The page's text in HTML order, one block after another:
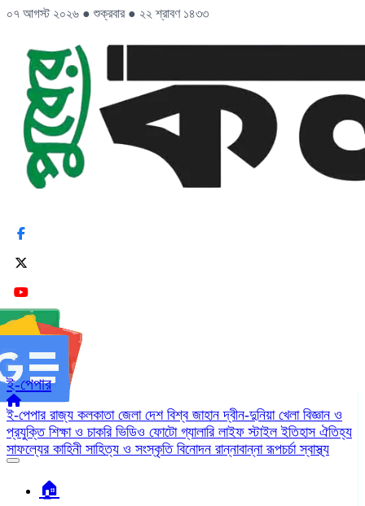
০৭ আগস্ট ২০২৬ ● শুক্রবার ● ২২ শ্রাবণ ১৪৩৩
ই-পেপার
ই-পেপার রাজ্য কলকাতা জেলা দেশ বিশ্ব জাহানদ্বীন-দুনিয়া খেলা বিজ্ঞান ও
প্রযুক্তি শিক্ষা ও চাকরি ভিডিও ফোটো গ্যালারি লাইফ স্টাইলইতিহাস ঐতিহ্য
সাফল্যের কাহিনী সাহিত্য ও সংস্কৃতি বিনোদন রান্নাবান্নারূপচর্চাস্বাস্থ্য
🏠︎